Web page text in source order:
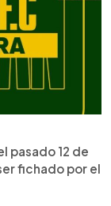
pasado 12 de
fichado por el